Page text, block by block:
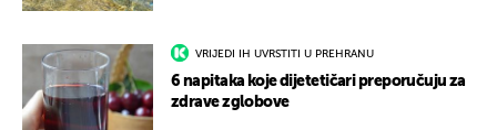
VRIJEDI IH UVRSTITI U PREHRANU
6 napitaka koje dijetetičari preporučuju za
zdrave zglobove